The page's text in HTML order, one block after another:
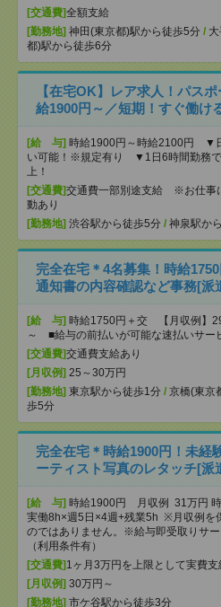
[交通費]全額支給
[勤務地] 神田(東京都)駅から徒歩5分 /
都)駅から徒歩6分
【在宅OK】レア求人！パス
給1900円～／短期！すぐ働け
[給 与] 時給1900円～時給2100円 ▼
い可能！※規定有り ▼1日6時間勤務で
上！
[交通費]交通費一部別途支給 ※お仕事
動あり
[勤務地] 渋谷駅から徒歩5分 / 神泉駅か
完全在宅＊4名募集！時給
通知書の内容確認など事務[派
[給 与] 時給1750円＋交 【月収例】
～ ■給与の前払いが可能な速払いサー
[交通費]交通費支給あり
[月収例] 25～30万円
[勤務地] 東京駅から徒歩1分 / 京橋(東京
歩5分
完全在宅＊時給1900円！未経
ーティスト写真のレタッチ[派
[給 与] 時給1900円 月収例 31万円
実働8h×週5日×4週+残業5h ※月収例を
のではありません。※給与即受取りサ
（利用条件有）
[交通費] 1ヶ月3万円を上限として実費支
[月収例] 30万円～
[勤務地] 市ケ谷駅から徒歩3分